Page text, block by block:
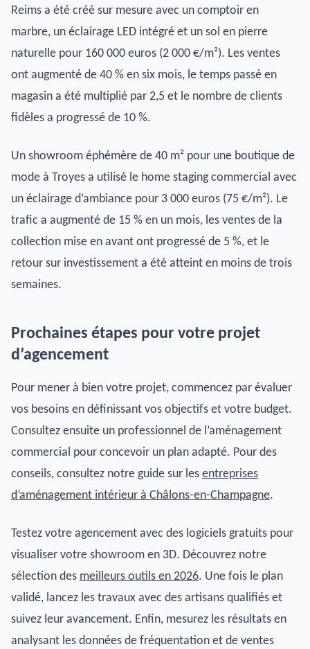
Reims a été créé sur mesure avec un comptoir en
marbre, un éclairage LED intégré et un sol en pierre
naturelle pour 160 000 euros (2 000 €/m²). Les ventes
ont augmenté de 40 % en six mois, le temps passé en
magasin a été multiplié par 2,5 et le nombre de clients
fidèles a progressé de 10 %.
Un showroom éphémère de 40 m² pour une boutique de
mode à Troyes a utilisé le home staging commercial avec
un éclairage d’ambiance pour 3 000 euros (75 €/m²). Le
trafic a augmenté de 15 % en un mois, les ventes de la
collection mise en avant ont progressé de 5 %, et le
retour sur investissement a été atteint en moins de trois
semaines.
Prochaines étapes pour votre projet
d’agencement
Pour mener à bien votre projet, commencez par évaluer
vos besoins en définissant vos objectifs et votre budget.
Consultez ensuite un professionnel de l’aménagement
commercial pour concevoir un plan adapté. Pour des
conseils, consultez notre guide sur les entreprises
d’aménagement intérieur à Châlons-en-Champagne.
Testez votre agencement avec des logiciels gratuits pour
visualiser votre showroom en 3D. Découvrez notre
sélection des meilleurs outils en 2026. Une fois le plan
validé, lancez les travaux avec des artisans qualifiés et
suivez leur avancement. Enfin, mesurez les résultats en
analysant les données de fréquentation et de ventes